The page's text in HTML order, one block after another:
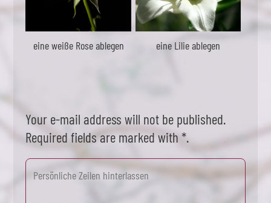
eine weiße Rose ablegen eine Lilie ablegen
Your e-mail address will not be published.
Required fields are marked with *.